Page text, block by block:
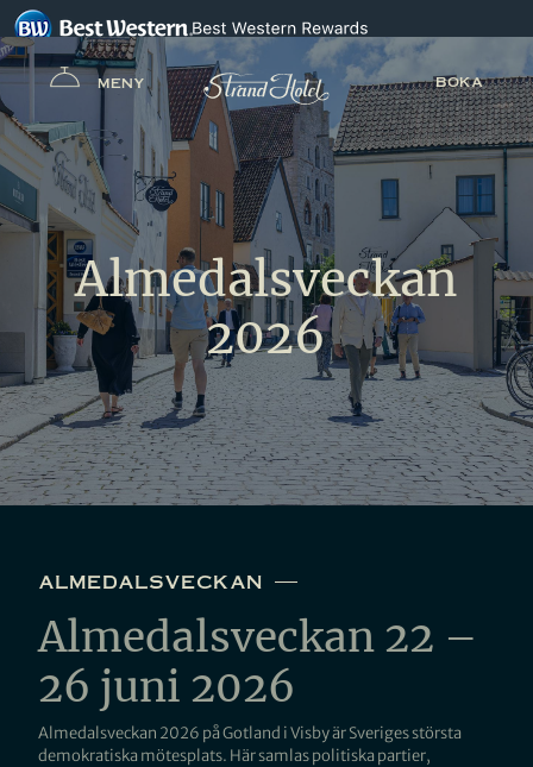
MENY BOKA
Almedalsveckan
2026
almedalsveckan
Almedalsveckan 22 –
26 juni 2026
Almedalsveckan 2026 på Gotland i Visby är Sveriges största
demokratiska mötesplats. Här samlas politiska partier,